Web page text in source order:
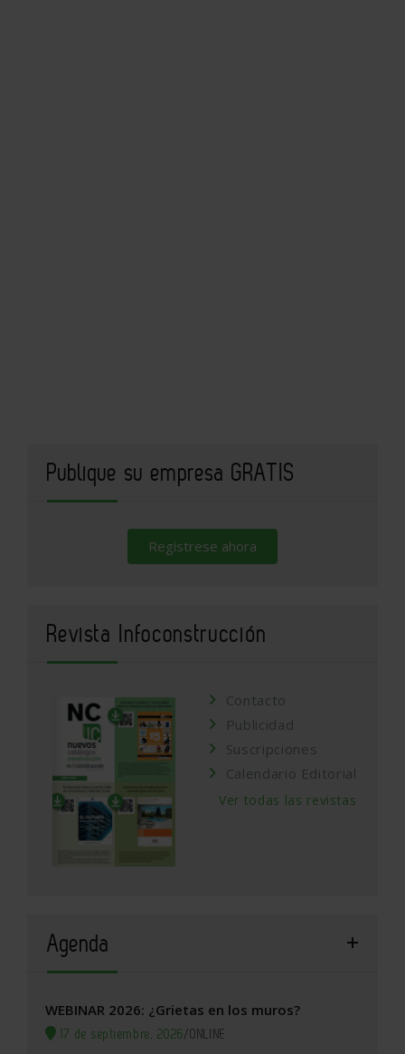
Publique su empresa GRATIS
Regístrese ahora
Revista Infoconstrucción
Contacto
Publicidad
Suscripciones
Calendario Editorial
Ver todas las revistas
Agenda
WEBINAR 2026: ¿Grietas en los muros?
17 de septiembre, 2026/ONLINE